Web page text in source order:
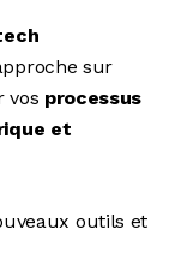
sur
vos processus
et
outils et